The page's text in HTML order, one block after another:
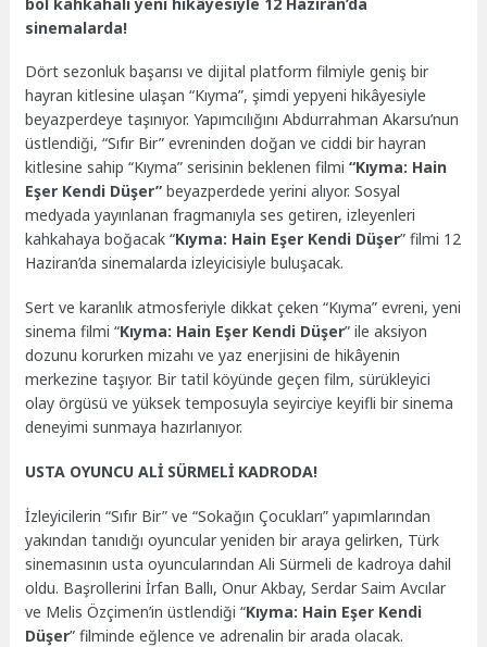
sinemalarda!
Dört sezonluk başarısı ve dijital platform filmiyle geniş bir
hayran kitlesine ulaşan “Kıyma”, şimdi yepyeni hikâyesiyle
beyazperdeye taşınıyor. Yapımcılığını Abdurrahman Akarsu’nun
üstlendiği, “Sıfır Bir” evreninden doğan ve ciddi bir hayran
kitlesine sahip “Kıyma” serisinin beklenen filmi“Kıyma: Hain
Eşer Kendi Düşer” beyazperdede yerini alıyor. Sosyal
medyada yayınlanan fragmanıyla ses getiren, izleyenleri
kahkahaya boğacak “Kıyma: Hain Eşer Kendi Düşer” filmi 12
Haziran’da sinemalarda izleyicisiyle buluşacak.
Sert ve karanlık atmosferiyle dikkat çeken “Kıyma” evreni, yeni
sinema filmi “Kıyma: Hain Eşer Kendi Düşer” ile aksiyon
dozunu korurken mizahı ve yaz enerjisini de hikâyenin
merkezine taşıyor. Bir tatil köyünde geçen film, sürükleyici
olay örgüsü ve yüksek temposuyla seyirciye keyifli bir sinema
deneyimi sunmaya hazırlanıyor.
USTA OYUNCU ALİ SÜRMELİ KADRODA!
İzleyicilerin “Sıfır Bir” ve “Sokağın Çocukları” yapımlarından
yakından tanıdığı oyuncular yeniden bir araya gelirken, Türk
sinemasının usta oyuncularından Ali Sürmeli de kadroya dahil
oldu. Başrollerini İrfan Ballı, Onur Akbay, Serdar Saim Avcılar
ve Melis Özçimen’in üstlendiği “Kıyma: Hain Eşer Kendi
Düşer” filminde eğlence ve adrenalin bir arada olacak.